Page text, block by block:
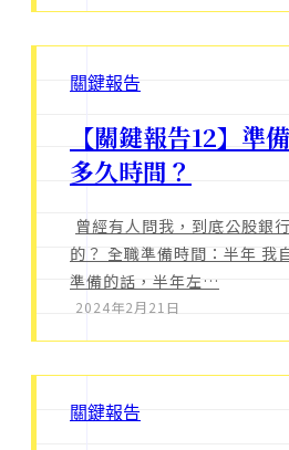
關鍵報告
【關鍵報告12】準
多久時間？
曾經有人問我，到底公股銀
的？ 全職準備時間：半年 我
準備的話，半年左…
2024年2月21日
關鍵報告